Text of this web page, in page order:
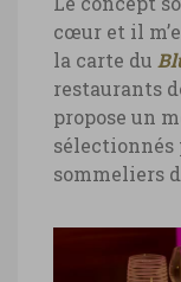
cœur et il
la carte du
restaurants
propose un
sélectionnés
sommeliers